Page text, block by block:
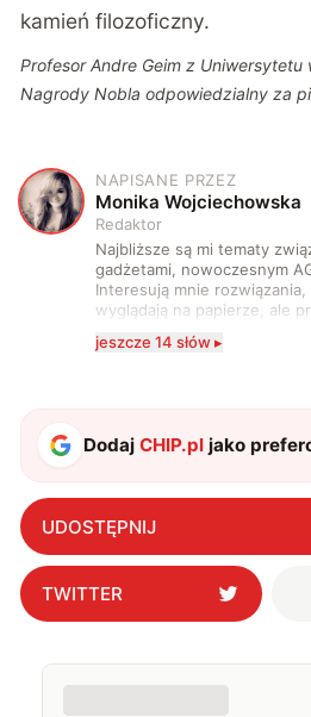
kamień filozoficzny.
Profesor Andre Geim z
Nagrody Nobla odpowiedzialny za
M
NAPISANE PRZEZ
Monika Wojciechowska
Redaktor
Najbliższe są mi tematy
gadżetami, nowoczesnym
Interesują mnie
wyglądają na papierze, ale
wpływają na komfort,
korzystamy z technologii na
muzykę.
jeszcze 14 słów ▸
DodajCHIP.pl jako
UDOSTĘPNIJ
TWITTER